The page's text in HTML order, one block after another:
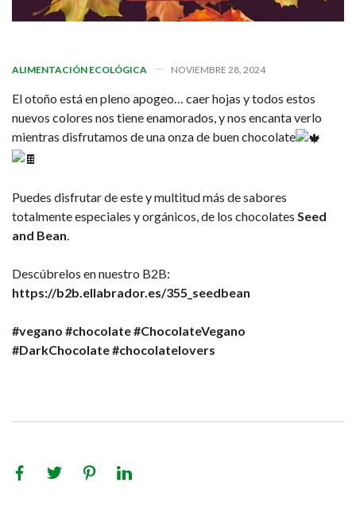
ALIMENTACIÓN ECOLÓGICA NOVIEMBRE 28, 2024
El otoño está en pleno apogeo… caer hojas y todos estos
nuevos colores nos tiene enamorados, y nos encanta verlo
mientras disfrutamos de una onza de buen chocolate
Puedes disfrutar de este y multitud más de sabores
totalmente especiales y orgánicos, de los chocolates Seed
and Bean
Descúbrelos en nuestro B2B:
https://b2b.ellabrador.es/355_seedbean
#vegano #chocolate#ChocolateVegano
#DarkChocolate#chocolatelovers